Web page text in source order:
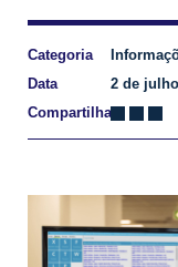
Categoria
Data
2 de
Compartilhar